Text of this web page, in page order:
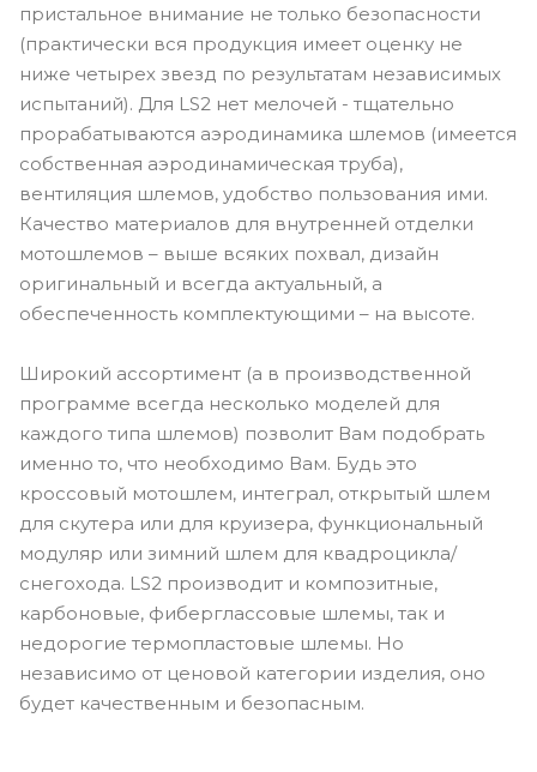
пристальное внимание не только безопасности
(практически вся продукция имеет оценку не
ниже четырех звезд по результатам независимых
испытаний). Для LS2 нет мелочей - тщательно
прорабатываются аэродинамика шлемов (имеется
собственная аэродинамическая труба),
вентиляция шлемов, удобство пользования ими.
Качество материалов для внутренней отделки
мотошлемов – выше всяких похвал, дизайн
оригинальный и всегда актуальный, а
обеспеченность комплектующими – на высоте.
Широкий ассортимент (а в производственной
программе всегда несколько моделей для
каждого типа шлемов) позволит Вам подобрать
именно то, что необходимо Вам. Будь это
кроссовый мотошлем, интеграл, открытый шлем
для скутера или для круизера, функциональный
модуляр или зимний шлем для квадроцикла/
снегохода. LS2 производит и композитные,
карбоновые, фиберглассовые шлемы, так и
недорогие термопластовые шлемы. Но
независимо от ценовой категории изделия, оно
будет качественным и безопасным.